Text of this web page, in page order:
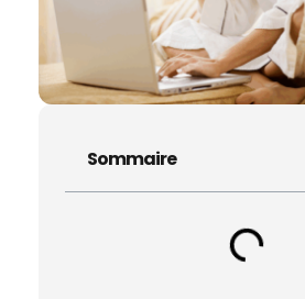
Sommaire